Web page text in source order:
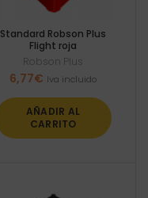
Standard Robson Plus
Flight roja
Robson Plus
6,77€ Iva incluido
AÑADIR AL
CARRITO